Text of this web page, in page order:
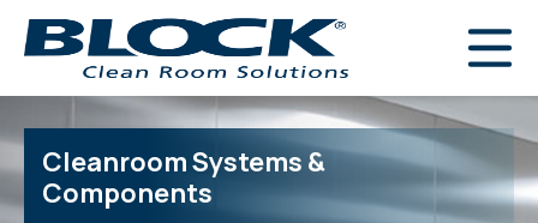
Cleanroom Systems &
Components